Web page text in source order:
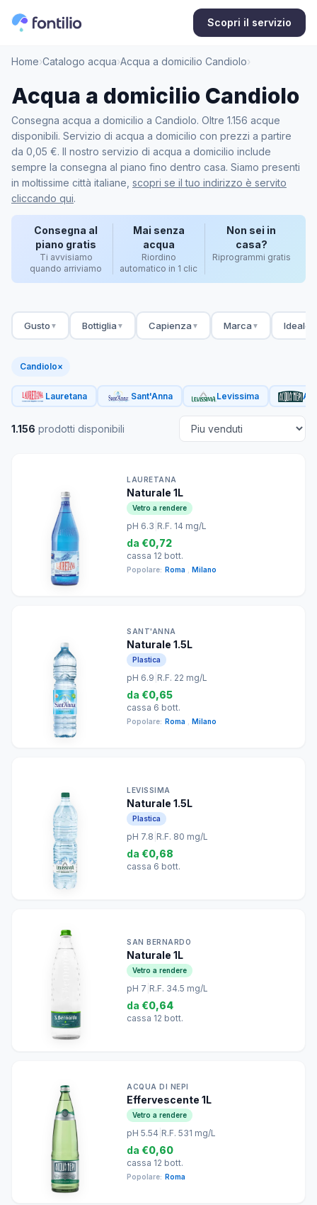
Scopri il servizio
Home›Catalogo acqua›Acqua a domicilio Candiolo›
Acqua a domicilio Candiolo
Consegna acqua a domicilio a Candiolo. Oltre 1.156 acque
disponibili. Servizio di acqua a domicilio con prezzi a partire
da 0,05 €. Il nostro servizio di acqua a domicilio include
sempre la consegna al piano fino dentro casa. Siamo presenti
in moltissime città italiane, scopri se il tuo indirizzo è servito
cliccando qui.
Consegna al
piano gratis
Ti avvisiamo
quando arriviamo
Mai senza
acqua
Riordino
automatico in 1 clic
Non sei in
casa?
Riprogrammi gratis
Gusto ▼ Bottiglia ▼ Capienza ▼ Marca ▼ Ideale
Candiolo×
Lauretana Sant'Anna Levissima
1.156 prodotti disponibili
LAURETANA
Naturale 1L
Vetro a rendere
pH 6.3 R.F. 14 mg/L
da €0,72
cassa 12 bott.
Popolare: Roma Milano
SANT'ANNA
Naturale 1.5L
Plastica
pH 6.9 R.F. 22 mg/L
da €0,65
cassa 6 bott.
Popolare: Roma Milano
LEVISSIMA
Naturale 1.5L
Plastica
pH 7.8 R.F. 80 mg/L
da €0,68
cassa 6 bott.
SAN BERNARDO
Naturale 1L
Vetro a rendere
pH 7 R.F. 34.5 mg/L
da €0,64
cassa 12 bott.
ACQUA DI NEPI
Effervescente 1L
Vetro a rendere
pH 5.54 R.F. 531 mg/L
da €0,60
cassa 12 bott.
Popolare: Roma